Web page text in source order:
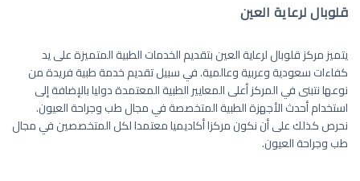
قلوبال لرعاية العين
يتميز مركز قلوبال لرعاية العين بتقديم الخدمات الطبية المتميزة على يد
كفاءات سعودية وعربية وعالمية. في سبيل تقديم خدمة طبية فريدة من
نوعها نتبنى في المركز أعلى المعايير الطبية المعتمدة دوليا بالإضافة إلى
استخدام أحدث الأجهزة الطبية المتخصصة في مجال طب وجراحة العيون.
نحرص كذلك على أن نكون مركزا أكاديميا معتمدا لكل المتخصصين في مجال
طب وجراحة العيون.